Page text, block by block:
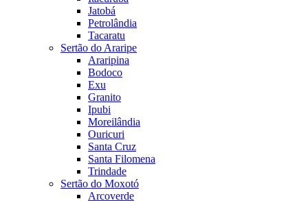
Jatobá
Petrolândia
Tacaratu
Sertão do Araripe
Araripina
Bodoco
Exu
Granito
Ipubi
Moreilândia
Ouricuri
Santa Cruz
Santa Filomena
Trindade
Sertão do Moxotó
Arcoverde